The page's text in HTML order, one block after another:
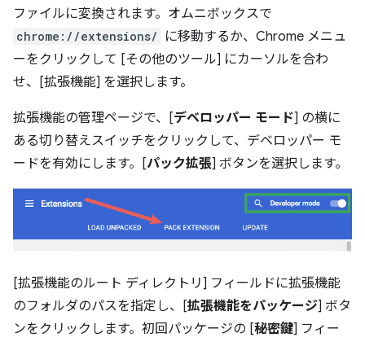
ファイルに変換されます。オムニボックスで
chrome://extensions/
に移動するか、Chrome メニュ
ーをクリックして [その他のツール] にカーソルを合わ
せ、[拡張機能] を選択します。
拡張機能の管理ページで、[デベロッパー モード] の横に
ある切り替えスイッチをクリックして、デベロッパー モ
ードを有効にします。[パック拡張] ボタンを選択します。
[拡張機能のルート ディレクトリ] フィールドに拡張機能
のフォルダのパスを指定し、[拡張機能をパッケージ] ボタ
ンをクリックします。初回パッケージの [秘密鍵] フィー